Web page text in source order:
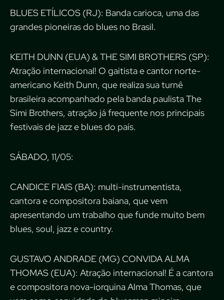
BLUES ETÍLICOS (RJ): Banda carioca, uma das
grandes pioneiras do blues no Brasil.
KEITH DUNN (EUA) & THE SIMI BROTHERS (SP):
Atração internacional! O gaitista e cantor norte-
americano Keith Dunn, que realiza sua turnê
brasileira acompanhado pela banda paulista The
Simi Brothers, atração já frequente nos principais
festivais de jazz e blues do país.
SÁBADO, 11/05:
CANDICE FIAIS (BA): multi-instrumentista,
cantora e compositora baiana, que vem
apresentando um trabalho que funde muito bem
blues, soul, jazz e country.
GUSTAVO ANDRADE (MG) CONVIDA ALMA
THOMAS (EUA): Atração internacional! É a cantora
e compositora nova-iorquina Alma Thomas, que